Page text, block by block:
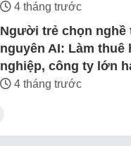
4 tháng trước
Người trẻ chọn nghề
nguyên AI: Làm thuê
nghiệp, công ty lớn
4 tháng trước